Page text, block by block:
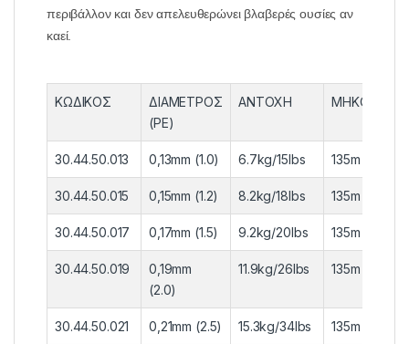
περιβάλλον και δεν απελευθερώνει βλαβερές ουσίες αν
καεί.
ΚΩΔΙΚΟΣ
ΔΙΑΜΕΤΡΟΣ
(PE)
ΑΝΤΟΧΗ ΜΗΚΟΣ
30.44.50.013 0,13mm (1.0) 6.7kg/15lbs 135m
30.44.50.015 0,15mm (1.2) 8.2kg/18lbs 135m
30.44.50.017 0,17mm (1.5) 9.2kg/20lbs 135m
30.44.50.019
0,19mm
(2.0)
11.9kg/26lbs 135m
30.44.50.021 0,21mm (2.5) 15.3kg/34lbs 135m